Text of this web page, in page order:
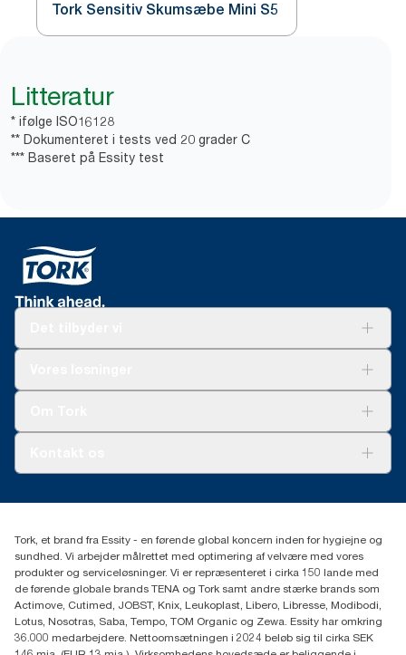
Tork Sensitiv Skumsæbe Mini S5
Litteratur
* ifølge ISO16128
** Dokumenteret i tests ved 20 grader C
*** Baseret på Essity test
Smiley-rapport
(+45) 48 16 82 44
Professional Hygiene
Gydevang 33
DK-3450 Allerød
Tork, et brand fra Essity - en førende global koncern inden for hygiejne og
sundhed. Vi arbejder målrettet med optimering af velvære med vores
produkter og serviceløsninger. Vi er repræsenteret i cirka 150 lande med
de førende globale brands TENA og Tork samt andre stærke brands som
Actimove, Cutimed, JOBST, Knix, Leukoplast, Libero, Libresse, Modibodi,
Lotus, Nosotras, Saba, Tempo, TOM Organic og Zewa. Essity har omkring
36.000 medarbejdere. Nettoomsætningen i 2024 beløb sig til cirka SEK